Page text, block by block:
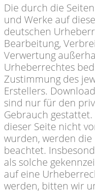
Die durch die
und Werke auf
deutschen
Bearbeitung,
Verwertung
Urheberrechtes
Zustimmung des
Erstellers.
sind nur für den
Gebrauch
dieser Seite nicht
wurden, werden
beachtet.
als solche
auf eine
werden, bitten wir